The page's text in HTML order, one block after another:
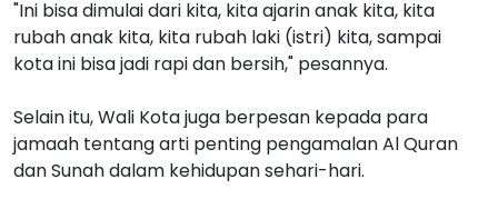
"Ini bisa dimulai dari kita, kita ajarin anak kita, kita
rubah anak kita, kita rubah laki (istri) kita, sampai
kota ini bisa jadi rapi dan bersih," pesannya.
Selain itu, Wali Kota juga berpesan kepada para
jamaah tentang arti penting pengamalan Al Quran
dan Sunah dalam kehidupan sehari-hari.